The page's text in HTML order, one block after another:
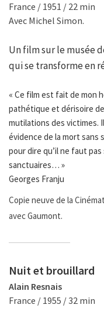
France / 1951 / 22 min
Avec Michel Simon.
Un film sur le musée
qui se transforme en
« Ce film est fait de mon
pathétique et dérisoire
mutilations des
évidence de la mort sans
pour dire qu’il ne faut
sanctuaires… »
Georges Franju
Copie neuve de la
avec Gaumont.
Nuit et brouillard
Alain Resnais
France / 1955 / 32 min